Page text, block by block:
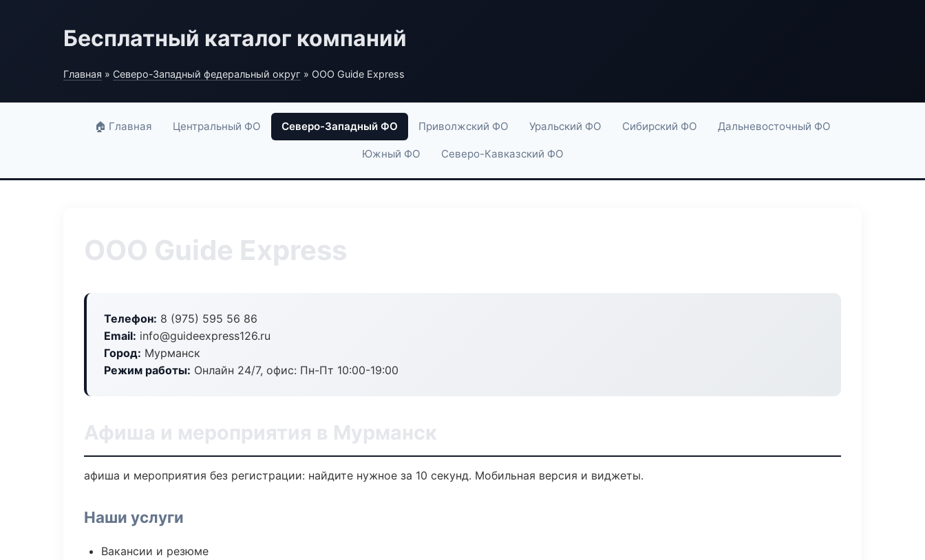
Бесплатный каталог компаний
Главная » Северо-Западный федеральный округ » ООО Guide Express
🏠 Главная Центральный ФО Северо-Западный ФО Приволжский ФО Уральский ФО Сибирский ФО Дальневосточный ФО
Южный ФО Северо-Кавказский ФО
ООО Guide Express
Телефон: 8 (975) 595 56 86
Email: info@guideexpress126.ru
Город: Мурманск
Режим работы: Онлайн 24/7, офис: Пн-Пт 10:00-19:00
Афиша и мероприятия в Мурманск
афиша и мероприятия без регистрации: найдите нужное за 10 секунд. Мобильная версия и виджеты.
Наши услуги
Вакансии и резюме